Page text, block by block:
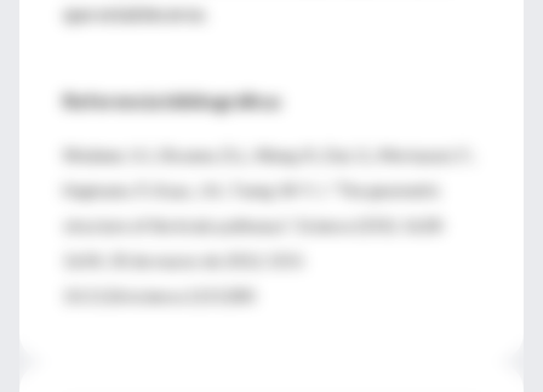
que establecerse.
Referencia bibliográfica: